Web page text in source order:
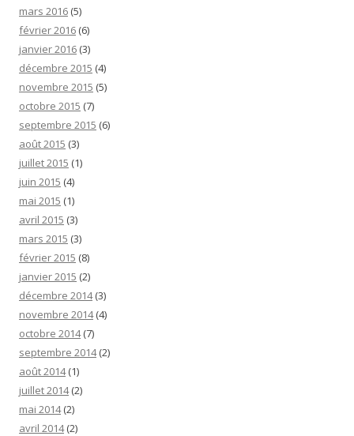
mars 2016 (5)
février 2016 (6)
janvier 2016 (3)
décembre 2015 (4)
novembre 2015 (5)
octobre 2015 (7)
septembre 2015 (6)
août 2015 (3)
juillet 2015 (1)
juin 2015 (4)
mai 2015 (1)
avril 2015 (3)
mars 2015 (3)
février 2015 (8)
janvier 2015 (2)
décembre 2014(3)
novembre 2014(4)
octobre 2014(7)
septembre 2014(2)
août 2014(1)
juillet 2014(2)
mai 2014(2)
avril 2014(2)